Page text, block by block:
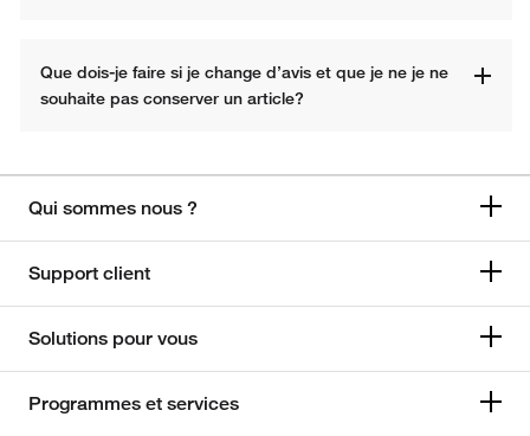
Que dois-je faire si je change d’avis et que je ne je ne
souhaite pas conserver un article?
Qui sommes nous ?
Support client
Solutions pour vous
Programmes et services